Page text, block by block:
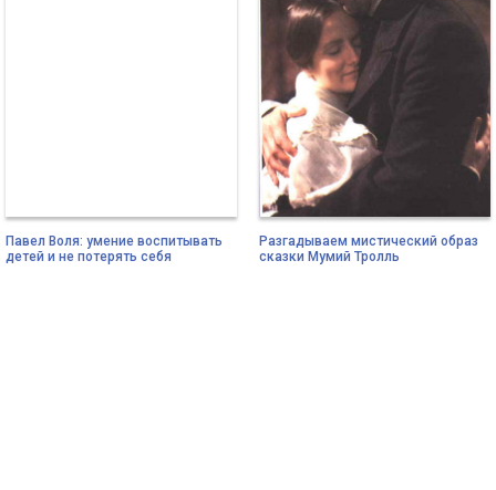
Павел Воля: умение воспитывать
детей и не потерять себя
Разгадываем мистический образ
сказки Мумий Тролль